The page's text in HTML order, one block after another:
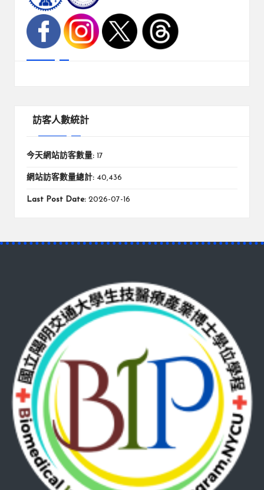
訪客人數統計
今天網站訪客數量: 17
網站訪客數量總計: 40,436
Last Post Date: 2026-07-16